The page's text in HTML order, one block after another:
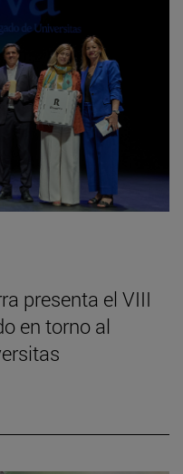
presenta el VIII
en torno al